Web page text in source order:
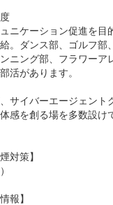
ニケーション促進を目
。ダンス部、ゴルフ部
ニング部、フラワーア
活があります。
サイバーエージェント
感を創る場を多数設け
対策】
報】